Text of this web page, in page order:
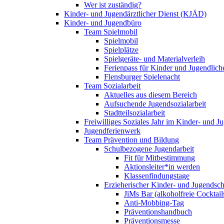
Wer ist zuständig?
Kinder- und Jugendärztlicher Dienst (KJÄD)
Kinder- und Jugendbüro
Team Spielmobil
Spielmobil
Spielplätze
Spielgeräte- und Materialverleih
Ferienpass für Kinder und
Flensburger Spielenacht
Team Sozialarbeit
Aktuelles aus diesem Bereich
Aufsuchende Jugendsozialarbeit
Stadtteilsozialarbeit
Freiwilliges Soziales Jahr im Kinder- und
Jugendferienwerk
Team Prävention und Bildung
Schulbezogene Jugendarbeit
Fit für Mitbestimmung
Aktionsleiter*in werden
Klassenfindungstage
Erzieherischer Kinder- und
JiMs Bar (alkoholfreie
Anti-Mobbing-Tag
Präventionshandbuch
Präventionsmesse